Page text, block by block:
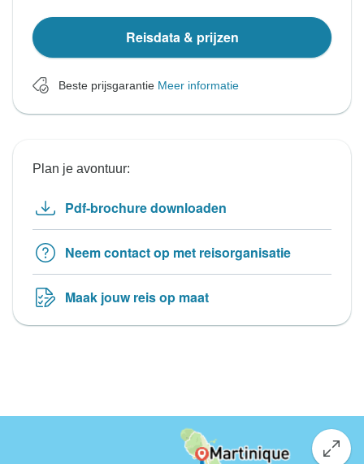
Reisdata & prijzen
Beste prijsgarantie Meer informatie
Plan je avontuur:
Pdf-brochure downloaden
Neem contact op met reisorganisatie
Maak jouw reis op maat